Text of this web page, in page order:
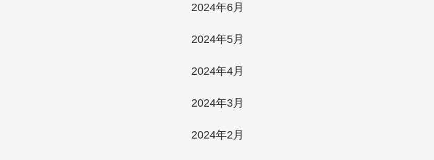
2024年6月
2024年5月
2024年4月
2024年3月
2024年2月